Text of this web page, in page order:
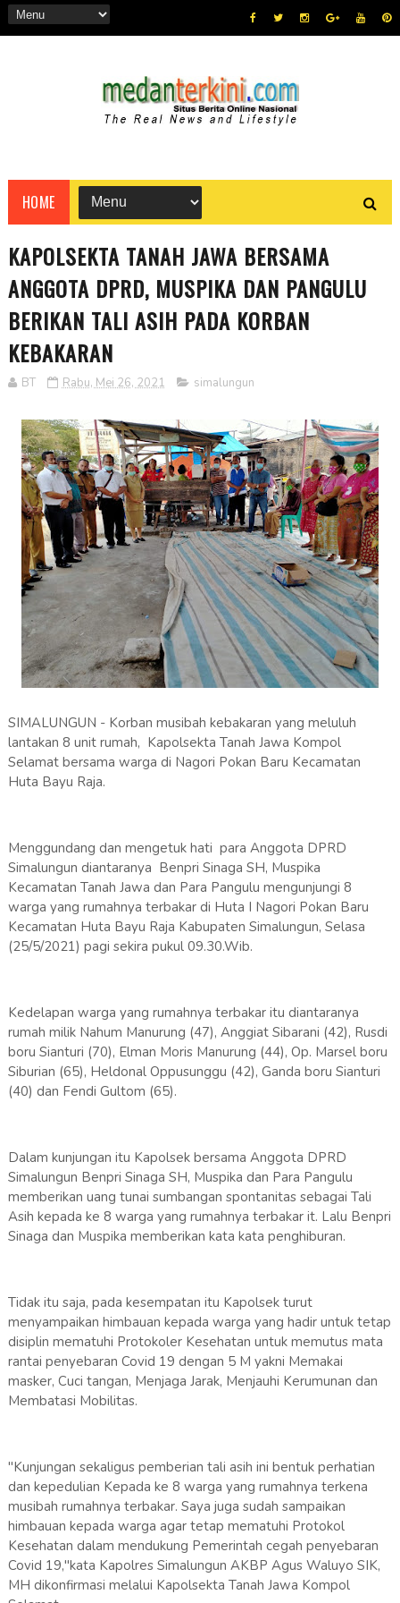
HOME
KAPOLSEKTA TANAH JAWA BERSAMA
ANGGOTA DPRD, MUSPIKA DAN PANGULU
BERIKAN TALI ASIH PADA KORBAN
KEBAKARAN
BT Rabu, Mei 26, 2021 simalungun
SIMALUNGUN - Korban musibah kebakaran yang meluluh
lantakan 8 unit rumah, Kapolsekta Tanah Jawa Kompol
Selamat bersama warga di Nagori Pokan Baru Kecamatan
Huta Bayu Raja.
Menggundang dan mengetuk hati para Anggota DPRD
Simalungun diantaranya Benpri Sinaga SH, Muspika
Kecamatan Tanah Jawa dan Para Pangulu mengunjungi 8
warga yang rumahnya terbakar di Huta I Nagori Pokan Baru
Kecamatan Huta Bayu Raja Kabupaten Simalungun, Selasa
(25/5/2021) pagi sekira pukul 09.30.Wib.
Kedelapan warga yang rumahnya terbakar itu diantaranya
rumah milik Nahum Manurung (47), Anggiat Sibarani (42), Rusdi
boru Sianturi (70), Elman Moris Manurung (44), Op. Marsel boru
Siburian (65), Heldonal Oppusunggu (42), Ganda boru Sianturi
(40) dan Fendi Gultom (65).
Dalam kunjungan itu Kapolsek bersama Anggota DPRD
Simalungun Benpri Sinaga SH, Muspika dan Para Pangulu
memberikan uang tunai sumbangan spontanitas sebagai Tali
Asih kepada ke 8 warga yang rumahnya terbakar it. Lalu Benpri
Sinaga dan Muspika memberikan kata kata penghiburan.
Tidak itu saja, pada kesempatan itu Kapolsek turut
menyampaikan himbauan kepada warga yang hadir untuk tetap
disiplin mematuhi Protokoler Kesehatan untuk memutus mata
rantai penyebaran Covid 19 dengan 5 M yakni Memakai
masker, Cuci tangan, Menjaga Jarak, Menjauhi Kerumunan dan
Membatasi Mobilitas.
"Kunjungan sekaligus pemberian tali asih ini bentuk perhatian
dan kepedulian Kepada ke 8 warga yang rumahnya terkena
musibah rumahnya terbakar. Saya juga sudah sampaikan
himbauan kepada warga agar tetap mematuhi Protokol
Kesehatan dalam mendukung Pemerintah cegah penyebaran
Covid 19,"kata Kapolres Simalungun AKBP Agus Waluyo SIK,
MH dikonfirmasi melalui Kapolsekta Tanah Jawa Kompol